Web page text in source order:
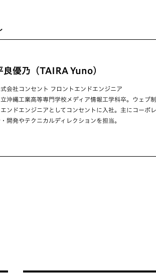
良優乃（TAIRA Yuno）
会社コンセント フロントエンドエンジニア
沖縄工業高等専門学校メディア情報工学科卒。ウェブ
ンドエンジニアとしてコンセントに入社。主にコーポ
開発やテクニカルディレクションを担当。